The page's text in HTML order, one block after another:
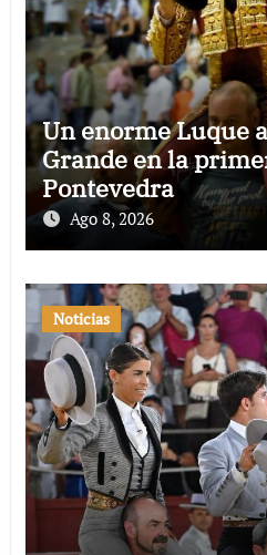
Un enorme Luque
Grande en la
Pontevedra
Ago 8, 2026
Noticias